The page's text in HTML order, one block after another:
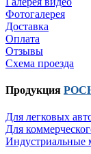
Фотогалерея
Доставка
Оплата
Отзывы
Схема проезда
Продукция
Для легковых
Для
Индустриальные